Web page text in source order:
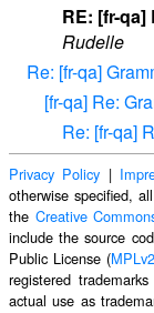
RE: [fr-qa]
Rudelle
Re: [fr-qa]
[fr-qa] Re:
Re: [fr-qa]
Privacy Policy |
otherwise specified,
the Creative
include the source
Public License (MPLv2
registered
actual use as